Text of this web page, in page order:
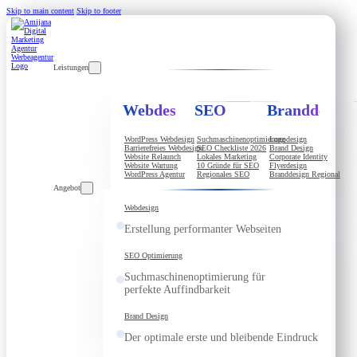
Skip to main content Skip to footer
Leistungen
Webdesign
WordPress Webdesign
Barrierefreies Webdesign
Website Relaunch
Website Wartung
WordPress Agentur
SEO
Suchmaschinenoptimierung
SEO Checkliste 2026
Lokales Marketing
10 Gründe für SEO
Regionales SEO
Branddesign
Logodesign
Brand Design
Corporate Identity
Flyerdesign
Branddesign Regional
Angebot
Webdesign
Erstellung performanter Webseiten
SEO Optimierung
Suchmaschinenoptimierung für
perfekte Auffindbarkeit
Brand Design
Der optimale erste und bleibende Eindruck